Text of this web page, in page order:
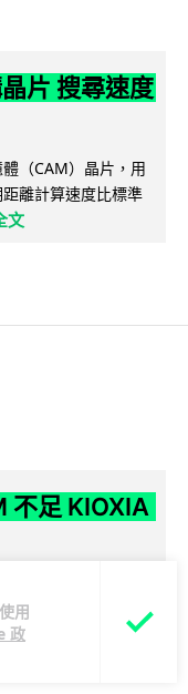
用
政
片 搜尋速度
（CAM）晶片，用
離計算速度比標準
文
不足 KIOXIA
，結合低延遲快閃記
體轉化為記憶體擴充